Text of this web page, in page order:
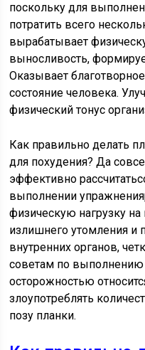
поскольку для
потратить всего
вырабатывает
выносливость,
Оказывает
состояние человека.
физический тонус
Как правильно делать
для похудения? Да
эффективно
выполнении
физическую нагрузку на
излишнего утомления
внутренних органов,
советам по выполнению
осторожностью
злоупотреблять
позу планки.